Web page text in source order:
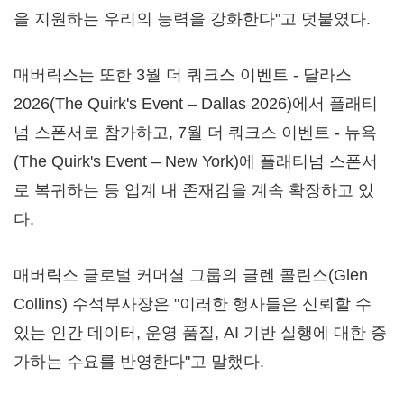
을 지원하는 우리의 능력을 강화한다"고 덧붙였다.
매버릭스는 또한 3월 더 쿼크스 이벤트 - 달라스
2026(The Quirk's Event – Dallas 2026)에서 플래티
넘 스폰서로 참가하고, 7월 더 쿼크스 이벤트 - 뉴욕
(The Quirk's Event – New York)에 플래티넘 스폰서
로 복귀하는 등 업계 내 존재감을 계속 확장하고 있
다.
매버릭스 글로벌 커머셜 그룹의 글렌 콜린스(Glen
Collins) 수석부사장은 "이러한 행사들은 신뢰할 수
있는 인간 데이터, 운영 품질, AI 기반 실행에 대한 증
가하는 수요를 반영한다"고 말했다.